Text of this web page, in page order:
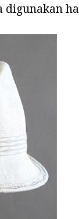
digunakan